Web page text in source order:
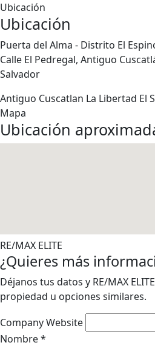
Ubicación
Ubicación
Puerta del Alma - Distrito El
Calle El Pedregal, Antiguo
Salvador
Antiguo Cuscatlan La Libertad El
Mapa
Ubicación
RE/MAX ELITE
¿Quieres más
Déjanos tus datos y RE/MAX
propiedad u opciones similares.
Company Website
Nombre*